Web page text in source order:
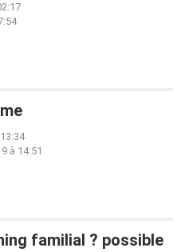
à 14:51
familial ? possible